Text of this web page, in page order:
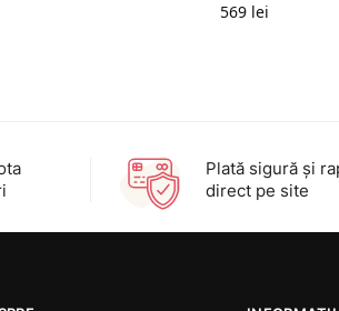
569 lei
Plată sigură şi
direct pe site